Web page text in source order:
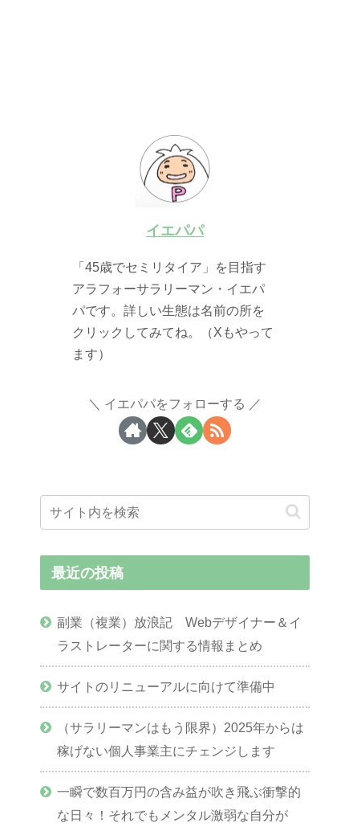
イエパパ
「45歳でセミリタイア」を目指す
アラフォーサラリーマン・イエパ
パです。詳しい生態は名前の所を
クリックしてみてね。（Xもやって
ます）
イエパパをフォローする
最近の投稿
副業（複業）放浪記 Webデザイナー＆イ
ラストレーターに関する情報まとめ
サイトのリニューアルに向けて準備中
（サラリーマンはもう限界）2025年からは
稼げない個人事業主にチェンジします
一瞬で数百万円の含み益が吹き飛ぶ衝撃的
な日々！それでもメンタル激弱な自分が